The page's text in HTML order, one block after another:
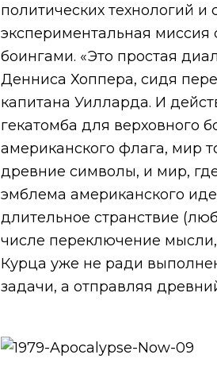
политических технологий
экспериментальная
боингами. «Это простая
Денниса Хоппера, сидя
капитана Уилларда. И
гекатомба для верховного
американского флага, мир
древние символы, и мир,
эмблема американского
длительное странствие
числе переключение мысли,
Курца уже не ради
задачи, а отправляя